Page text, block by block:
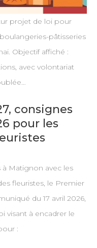
projet de loi pour
pâtisseries
Objectif affiché :
avec volontariat
consignes
pour les
à Matignon avec les
fleuristes, le Premier
du 17 avril 2026,
visant à encadrer le
: